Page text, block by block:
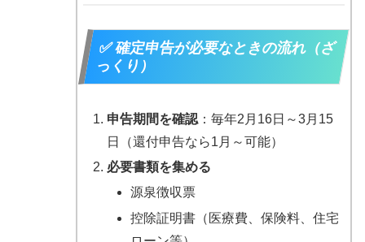
✅ 確定申告が必要なときの流れ（ざ
っくり）
申告期間を確認：毎年2月16日～3月15
日（還付申告なら1月～可能）
必要書類を集める
源泉徴収票
控除証明書（医療費、保険料、住宅